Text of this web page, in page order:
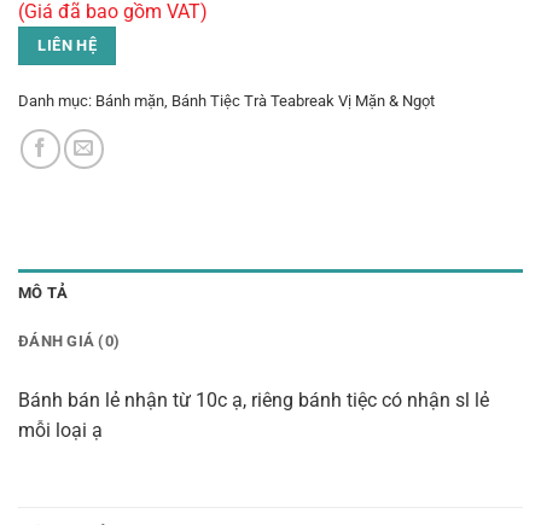
(Giá đã bao gồm VAT)
LIÊN HỆ
Danh mục: Bánh mặn, Bánh Tiệc Trà Teabreak Vị Mặn & Ngọt
MÔ TẢ
ĐÁNH GIÁ (0)
Bánh bán lẻ nhận từ 10c ạ, riêng bánh tiệc có nhận sl lẻ
mỗi loại ạ